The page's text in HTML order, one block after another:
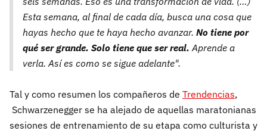
Esta semana, al final de cada día, busca una cosa que
hayas hecho que te haya hecho avanzar. No tiene por
qué ser grande. Solo tiene que ser real. Aprende a
verla. Así es como se sigue adelante".
Tal y como resumen los compañeros de Trendencias,
Schwarzenegger se ha alejado de aquellas maratonianas
sesiones de entrenamiento de su etapa como culturista y